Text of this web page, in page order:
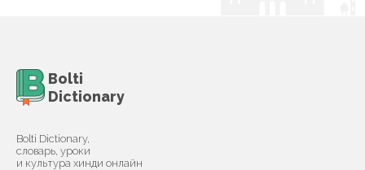
Bolti
Dictionary
Bolti Dictionary,
словарь, уроки
и культура хинди онлайн